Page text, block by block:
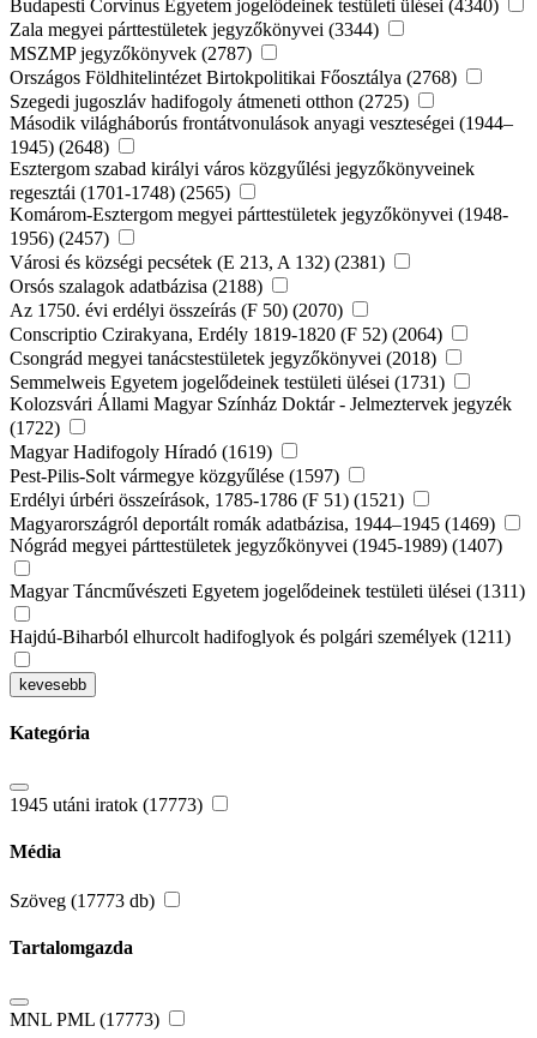
Budapesti Corvinus Egyetem jogelődeinek testületi ülései (4340)
Zala megyei párttestületek jegyzőkönyvei (3344)
MSZMP jegyzőkönyvek (2787)
Országos Földhitelintézet Birtokpolitikai Főosztálya (2768)
Szegedi jugoszláv hadifogoly átmeneti otthon (2725)
Második világháborús frontátvonulások anyagi veszteségei (1944–
1945) (2648)
Esztergom szabad királyi város közgyűlési jegyzőkönyveinek
regesztái (1701-1748) (2565)
Komárom-Esztergom megyei párttestületek jegyzőkönyvei (1948-
1956) (2457)
Városi és községi pecsétek (E 213, A 132) (2381)
Orsós szalagok adatbázisa (2188)
Az 1750. évi erdélyi összeírás (F 50) (2070)
Conscriptio Czirakyana, Erdély 1819-1820 (F 52) (2064)
Csongrád megyei tanácstestületek jegyzőkönyvei (2018)
Semmelweis Egyetem jogelődeinek testületi ülései (1731)
Kolozsvári Állami Magyar Színház Doktár - Jelmeztervek jegyzék
(1722)
Magyar Hadifogoly Híradó (1619)
Pest-Pilis-Solt vármegye közgyűlése (1597)
Erdélyi úrbéri összeírások, 1785-1786 (F 51) (1521)
Magyarországról deportált romák adatbázisa, 1944–1945 (1469)
Nógrád megyei párttestületek jegyzőkönyvei (1945-1989) (1407)
Magyar Táncművészeti Egyetem jogelődeinek testületi ülései (1311)
Hajdú-Biharból elhurcolt hadifoglyok és polgári személyek (1211)
kevesebb
Kategória
1945 utáni iratok (17773)
Média
Szöveg (17773 db)
Tartalomgazda
MNL PML (17773)